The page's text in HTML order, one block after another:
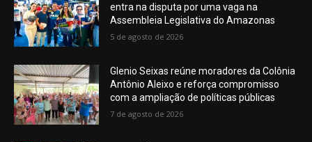
entra na disputa por uma vaga na
Assembleia Legislativa do Amazonas
5 de agosto de 2026
Glenio Seixas reúne moradores da Colônia
Antônio Aleixo e reforça compromisso
com a ampliação de políticas públicas
7 de agosto de 2026